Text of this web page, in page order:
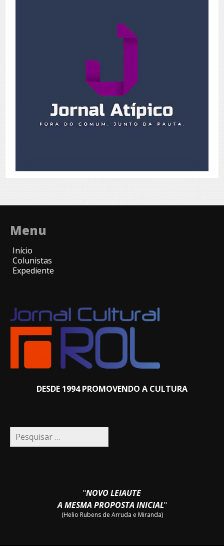
Menu
Início
Colunistas
Expediente
DESDE 1994 PROMOVENDO A CULTURA
Pesquisar
por:
"NOVO LEIAUTE
A MESMA PROPOSTA INICIAL"
(Helio Rubens de Arruda e Miranda)